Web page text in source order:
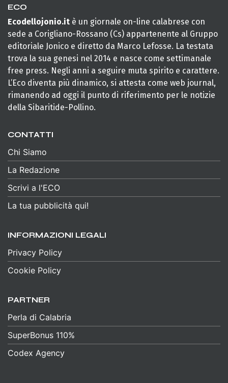
ECO
Ecodellojonio.it è un giornale on-line calabrese con
sede a Corigliano-Rossano (Cs) appartenente al Gruppo
editoriale Jonico e diretto da Marco Lefosse. La testata
trova la sua genesi nel 2014 e nasce come settimanale
free press. Negli anni a seguire muta spirito e carattere.
L’Eco diventa più dinamico, si attesta come web journal,
rimanendo ad oggi il punto di riferimento per le notizie
della Sibaritide-Pollino.
CONTATTI
Chi Siamo
La Redazione
Scrivi a l'ECO
La tua pubblicità qui!
INFORMAZIONI LEGALI
Privacy Policy
Cookie Policy
PARTNER
Perla di Calabria
SuperBonus 110%
Codex Agency